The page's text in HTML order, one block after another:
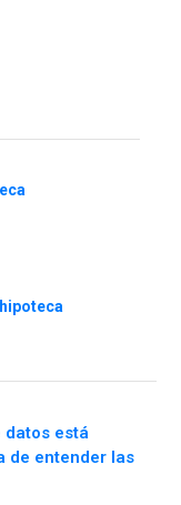
datos está
de entender las